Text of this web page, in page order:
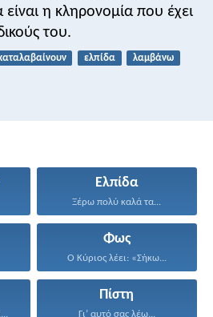
η κληρονομία που έχει
του.
ελπίδα
λαμβάνω
Ελπίδα
Ξέρω πολύ καλά τα...
Φως
Ο Κύριος λέει: «Σήκω...
Πίστη
Γι’ αυτό σας λέω...